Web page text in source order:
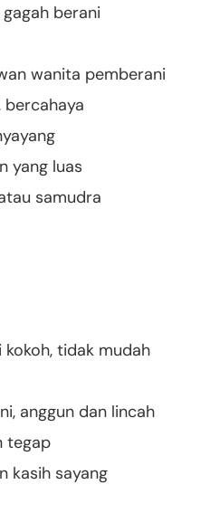
berani
wanita pemberani
bercahaya
yang luas
samudra
tidak mudah
anggun dan lincah
tegap
kasih sayang